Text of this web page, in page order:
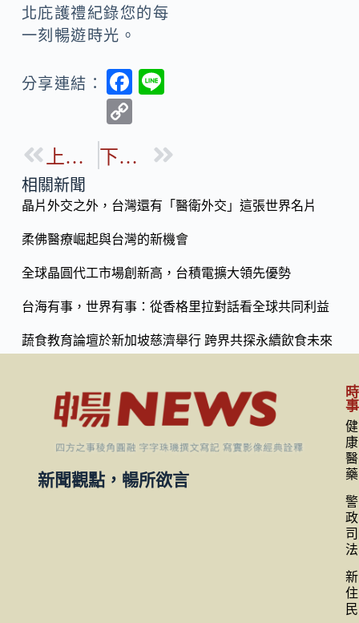
北庇護禮紀錄您的每
一刻暢遊時光。
分享連結：
F
b
o
k
p
Li
n
k
上一篇 下一篇
相關新聞
晶片外交之外，台灣還有「醫衛外交」這張世界名片
柔佛醫療崛起與台灣的新機會
全球晶圓代工市場創新高，台積電擴大領先優勢
台海有事，世界有事：從香格里拉對話看全球共同利益
蔬食教育論壇於新加坡慈濟舉行 跨界共探永續飲食未來
新聞觀點，暢所欲言
時
事
健
康
醫
藥
警
政
司
法
新
住
民